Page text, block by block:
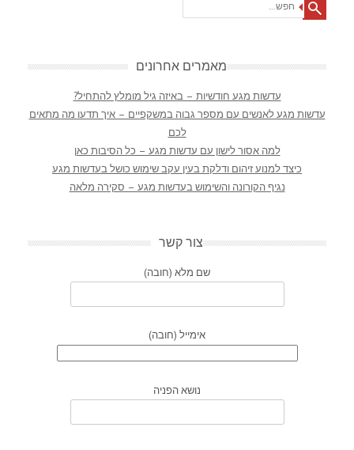
מאמרים אחרונים
עדשות מגע חודשיות – באיזה גיל מומלץ להתחיל?
עדשות מגע לאנשים עם מספר גבוה במשקפיים – איך תדעו מה מתאים
לכם
למה אסור לישון עם עדשות מגע – כל הסיבות כאן
כיצד למנוע זיהום ודלקת בעין עקב שימוש כושל בעדשות מגע
נגיף הקורונה והשימוש בעדשות מגע – סקירה מלאה
צור קשר
שם מלא (חובה)
אימייל (חובה)
נושא הפניה